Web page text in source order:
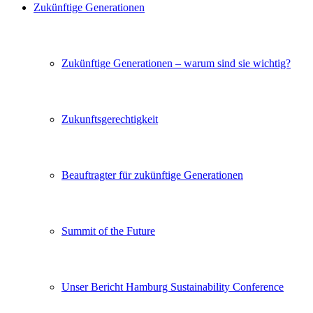
Zukünftige Generationen
Zukünftige Generationen – warum sind sie wichtig?
Zukunftsgerechtigkeit
Beauftragter für zukünftige Generationen
Summit of the Future
Unser Bericht Hamburg Sustainability Conference